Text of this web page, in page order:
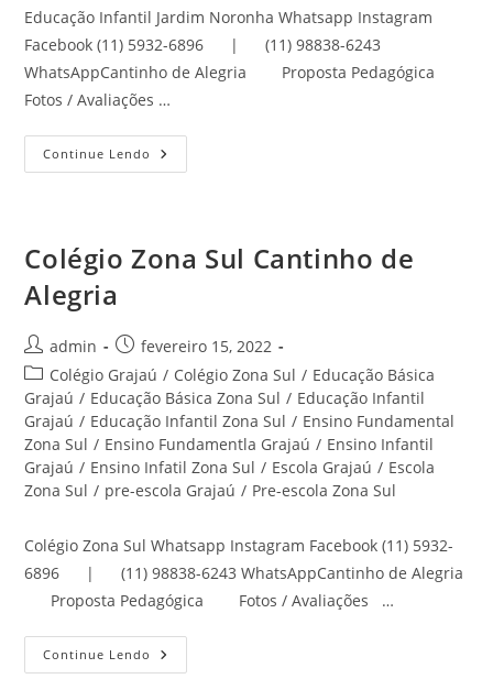
Educação Infantil Jardim Noronha Whatsapp Instagram
Facebook (11) 5932-6896 | (11) 98838-6243
WhatsAppCantinho de Alegria Proposta Pedagógica
Fotos / Avaliações …
Continue Lendo Educação
Infantil
Cantinho
De
Colégio Zona Sul Cantinho de
Alegria
Autor
do
post:
admin
Post
publicado:
fevereiro 15, 2022
Categoria
do
post:
Colégio Grajaú / Colégio Zona Sul / Educação Básica
Grajaú / Educação Básica Zona Sul / Educação Infantil
Grajaú / Educação Infantil Zona Sul / Ensino Fundamental
Zona Sul / Ensino Fundamentla Grajaú / Ensino Infantil
Grajaú / Ensino Infatil Zona Sul / Escola Grajaú / Escola
Zona Sul / pre-escola Grajaú / Pre-escola Zona Sul
Colégio Zona Sul Whatsapp Instagram Facebook (11) 5932-
6896 | (11) 98838-6243 WhatsAppCantinho de Alegria
Proposta Pedagógica Fotos / Avaliações …
Continue Lendo Colégio
Zona